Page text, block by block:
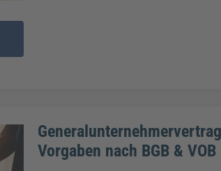
Vorgaben nach BGB & VOB